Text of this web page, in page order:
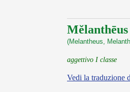
Mĕlanthēus
(Melantheus,
aggettivo I classe
Vedi la traduzione